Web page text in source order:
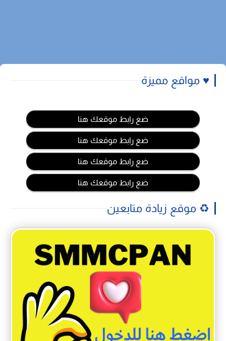
♥️ مواقع مميزة
ضع رابط موقعك هنا
ضع رابط موقعك هنا
ضع رابط موقعك هنا
ضع رابط موقعك هنا
♻️ موقع زيادة متابعين